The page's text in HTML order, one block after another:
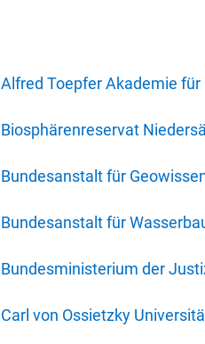
Alfred Toepfer Akademie
Biosphärenreservat
Bundesanstalt für
Bundesanstalt für
Bundesministerium der
Carl von Ossietzky